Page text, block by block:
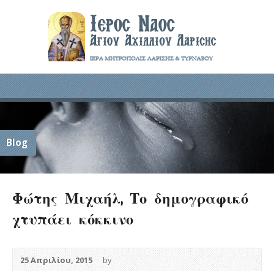
Blog
Φώτης Μιχαήλ, Το δημογραφικό
χτυπάει κόκκινο
25 Απριλίου, 2015 by